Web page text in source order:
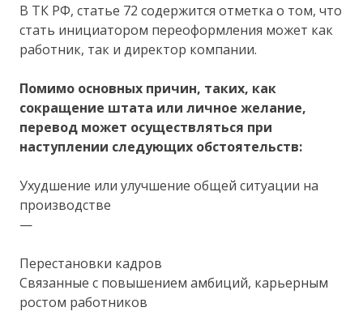
В ТК РФ, статье 72 содержится отметка о том, что
стать инициатором переоформления может как
работник, так и директор компании.
Помимо основных причин, таких, как
сокращение штата или личное желание,
перевод может осуществляться при
наступлении следующих обстоятельств:
Ухудшение или улучшение общей ситуации на
производстве
—
Перестановки кадров
Связанные с повышением амбиций, карьерным
ростом работников